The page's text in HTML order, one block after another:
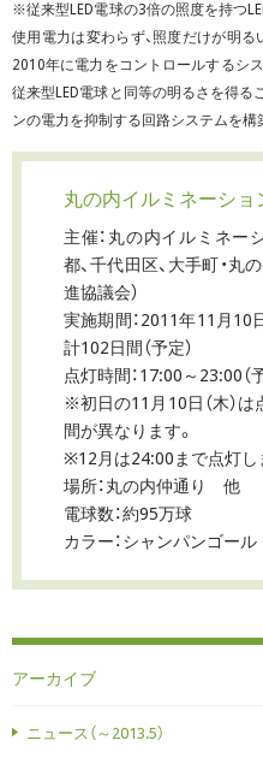
※従来型LED電球の3倍の照度を持つ
使用電力は変わらず、照度だけが明る
2010年に電力をコントロールするシ
従来型LED電球と同等の明るさを得る
ンの電力を抑制する回路システムを構
丸の内イルミネーショ
主催：丸の内イルミネー
都、千代田区、大手町・丸
進協議会）
実施期間：2011年11月10
計102日間（予定）
点灯時間：17:00～23:00（
※初日の11月10日（木）
間が異なります。
※12月は24:00まで点灯しま
場所：丸の内仲通り 他
電球数：約95万球
カラー：シャンパンゴール
アーカイブ
ニュース（～2013.5）